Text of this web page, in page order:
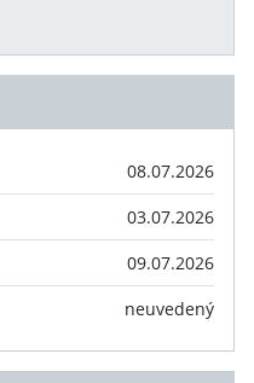
08.07.2026
03.07.2026
09.07.2026
neuvedený